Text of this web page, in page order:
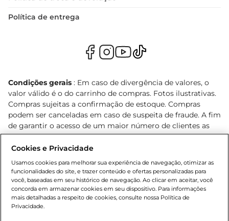
Política de entrega
Condições gerais : Em caso de divergência de valores, o
valor válido é o do carrinho de compras. Fotos ilustrativas.
Compras sujeitas a confirmação de estoque. Compras
podem ser canceladas em caso de suspeita de fraude. A fim
de garantir o acesso de um maior número de clientes as
nossas promoções, a compra de produtos com preços
promocionais poderá ter sua quantidade limitada por
cliente. Os preços, ofertas e condições são exclusivos para
o e-commerce e válidos durante o dia de hoje, podendo
sofrer alterações sem prévia notificação. Proibida a venda
de bebidas alcoólicas para menores de 18 anos, conforme
Lei n.º 8069/90, art. 81, inciso II (Estatuto da Criança e do
Cookies e Privacidade
Usamos cookies para melhorar sua experiência de navegação, otimizar as
funcionalidades do site, e trazer conteúdo e ofertas personalizadas para
você, baseadas em seu histórico de navegação. Ao clicar em aceitar, você
concorda em armazenar cookies em seu dispositivo. Para informações
mais detalhadas a respeito de cookies, consulte nossa Política de
Privacidade.